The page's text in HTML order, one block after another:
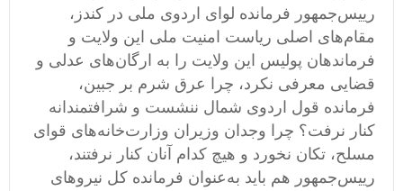
رییس‌جمهور فرمانده لوای اردوی ملی در کندز،
مقام‌های اصلی ریاست امنیت ملی این ولایت و
فرماندهان پولیس این ولایت را به ارگان‌های عدلی و
قضایی معرفی نکرد، چرا عرق شرم بر جبین،
فرمانده قول اردوی شمال ننشست و شرافتمندانه
کنار نرفت؟ چرا وجدان وزیران وزارت‌خانه‌های قوای
مسلح، تکان نخورد و هیچ کدام آنان کنار نرفتند،
رییس‌جمهور هم باید به‌عنوان فرمانده کل نیروهای